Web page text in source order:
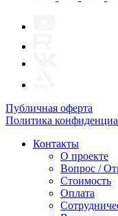
Публичная оферта
Политика
Контакты
О проекте
Вопрос /
Стоимость
Оплата